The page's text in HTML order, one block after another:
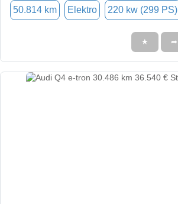
50.814 km Elektro 220 kw (299 PS)
★ ➦